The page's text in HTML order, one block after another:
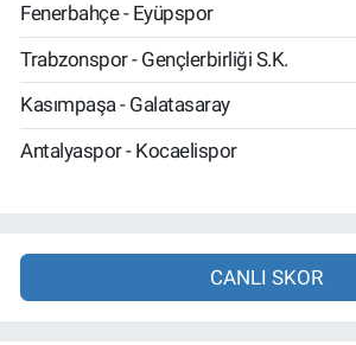
Fenerbahçe - Eyüpspor
Trabzonspor - Gençlerbirliği S.K.
Kasımpaşa - Galatasaray
Antalyaspor - Kocaelispor
CANLI SKOR